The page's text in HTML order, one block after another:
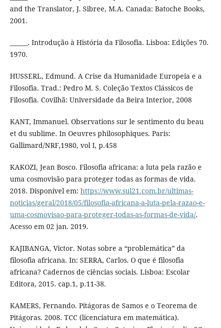
and the Translator, J. Sibree, M.A. Canada: Batoche Books,
2001.
______. Introdução à História da Filosofia. Lisboa: Edições 70.
1970.
HUSSERL, Edmund. A Crise da Humanidade Europeia e a
Filosofia. Trad.: Pedro M. S. Coleção Textos Clássicos de
Filosofia. Covilhã: Universidade da Beira Interior, 2008
KANT, Immanuel. Observations sur le sentimento du beau
et du sublime. In Oeuvres philosophiques. Paris:
Gallimard/NRF,1980, vol I, p.458
KAKOZI, Jean Bosco. Filosofia africana: a luta pela razão e
uma cosmovisão para proteger todas as formas de vida.
2018. Disponível em: https://www.sul21.com.br/ultimas-
noticias/geral/2018/05/filosofia-africana-a-luta-pela-razao-e-
uma-cosmovisao-para-proteger-todas-as-formas-de-vida/.
Acesso em 02 jan. 2019.
KAJIBANGA, Victor. Notas sobre a “problemática” da
filosofia africana. In: SERRA, Carlos. O que é filosofia
africana? Cadernos de ciências sociais. Lisboa: Escolar
Editora, 2015. cap.1, p.11-38.
KAMERS, Fernando. Pitágoras de Samos e o Teorema de
Pitágoras. 2008. TCC (licenciatura em matemática).